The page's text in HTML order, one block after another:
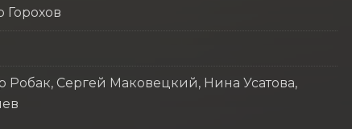
Горохов
Робак, Сергей Маковецкий, Нина Усатова,